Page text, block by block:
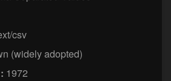
csv
(widely adopted)
1972